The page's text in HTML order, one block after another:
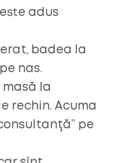
adus
badea la
nas.
la
rechin. Acuma
pe